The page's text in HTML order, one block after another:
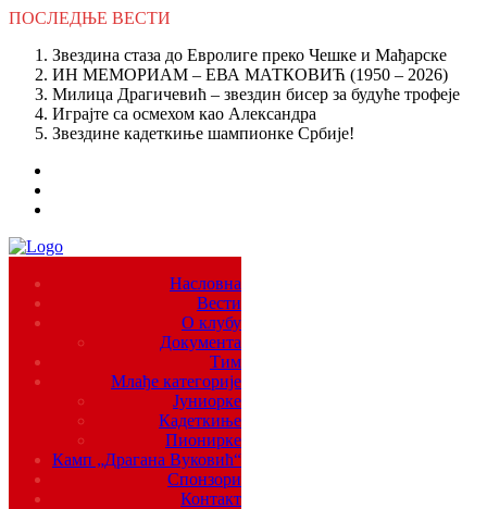
ПОСЛЕДЊЕ ВЕСТИ
Звездина стаза до Евролиге преко Чешке и Мађарске
ИН МЕМОРИАМ – ЕВА МАТКОВИЋ (1950 – 2026)
Милица Драгичевић – звездин бисер за будуће трофеје
Играјте са осмехом као Александра
Звездине кадеткиње шампионке Србије!
Насловна
Вести
О клубу
Документа
Тим
Млађе категорије
Јуниорке
Кадеткиње
Пионирке
Камп „Драгана Вуковић“
Спонзори
Контакт